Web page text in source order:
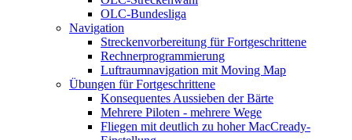
OLC-Bundesliga
Navigation
Streckenvorbereitung für Fortgeschrittene
Rechnerprogrammierung
Luftraumnavigation mit Moving Map
Übungen für Fortgeschrittene
Konsequentes Aussieben der Bärte
Mehrere Piloten - mehrere Wege
Fliegen mit deutlich zu hoher MacCready-